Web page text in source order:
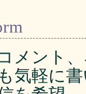
メント、
気軽に